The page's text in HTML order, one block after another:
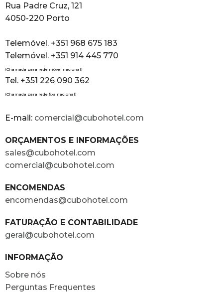
Rua Padre Cruz, 121
4050-220 Porto
Telemóvel. +351 968 675 183
Telemóvel. +351 914 445 770
(Chamada para rede móvel nacional)
Tel. +351 226 090 362
(Chamada para rede fixa nacional)
E-mail: comercial@cubohotel.com
ORÇAMENTOS E INFORMAÇÕES
sales@cubohotel.com
comercial@cubohotel.com
ENCOMENDAS
encomendas@cubohotel.com
FATURAÇÃO E CONTABILIDADE
geral@cubohotel.com
INFORMAÇÃO
Sobre nós
Perguntas Frequentes